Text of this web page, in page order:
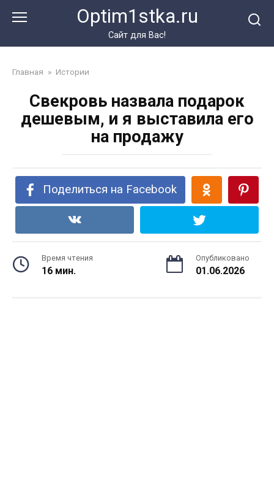
Optim1stka.ru
Сайт для Вас!
Главная » Истории
Свекровь назвала подарок
дешевым, и я выставила его
на продажу
Поделиться на Facebook
Время чтения
16 мин.
Опубликовано
01.06.2026